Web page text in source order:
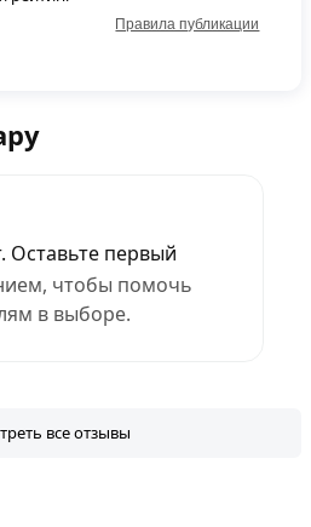
Оставьте первый
чтобы помочь
в выборе.
все отзывы
Правила публикации